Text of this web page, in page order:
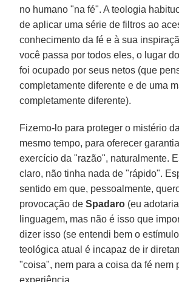
no humano "na fé". A teologia
de aplicar uma série de filtros ao
conhecimento da fé e à sua
você passa por todos eles, o lugar
foi ocupado por seus netos (que
completamente diferente e de uma
completamente diferente).
Fizemo-lo para proteger o mistério
mesmo tempo, para oferecer
exercício da "razão", naturalmente.
claro, não tinha nada de "rápido".
sentido em que, pessoalmente,
provocação deSpadaro (eu
linguagem, mas não é isso que
dizer isso (se entendi bem o
teológica atual é incapaz de ir
"coisa", nem para a coisa da fé nem
experiência.